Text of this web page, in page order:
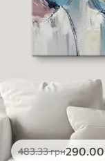
483.33грн290.00